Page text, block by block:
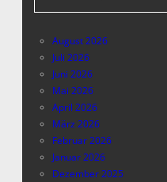
August 2026
Juli 2026
Juni 2026
Mai 2026
April 2026
März 2026
Februar 2026
Januar 2026
Dezember 2025